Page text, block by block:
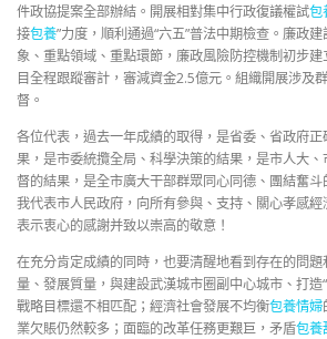
件政協提案全部辦結。開展相對集中行政復議權試包
接包養”力度，順利通過“六五”普法中期檢查。廉政
象、重點領域、重點環節，廉政風險防控機制初步
目全程跟蹤審計，審減資金2.5億元。組織開展涉及
督。
各位代表，過去一年成績的取得，是省委、省政府
果，是市委統攬全局、科學決策的結果，是市人大
督的結果，是全市廣大干部群眾同心同德、團結奮斗
我代表市人民政府，向所有參與、支持、關心孝感經
表示衷心的感謝并致以崇高的敬意！
在充分肯定成績的同時，也要清醒地看到存在的問
量、發展質量，與建設武漢城市圈副中心城市、打造
戰略目標還不相匹配；經濟社會發展不均衡包養情婦
業欠賬仍然較多；面臨的改革任務更艱巨，矛盾包養